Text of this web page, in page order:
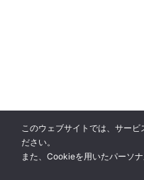
このウェブサイトでは、サー
ださい。
また、Cookieを用いたパーソ